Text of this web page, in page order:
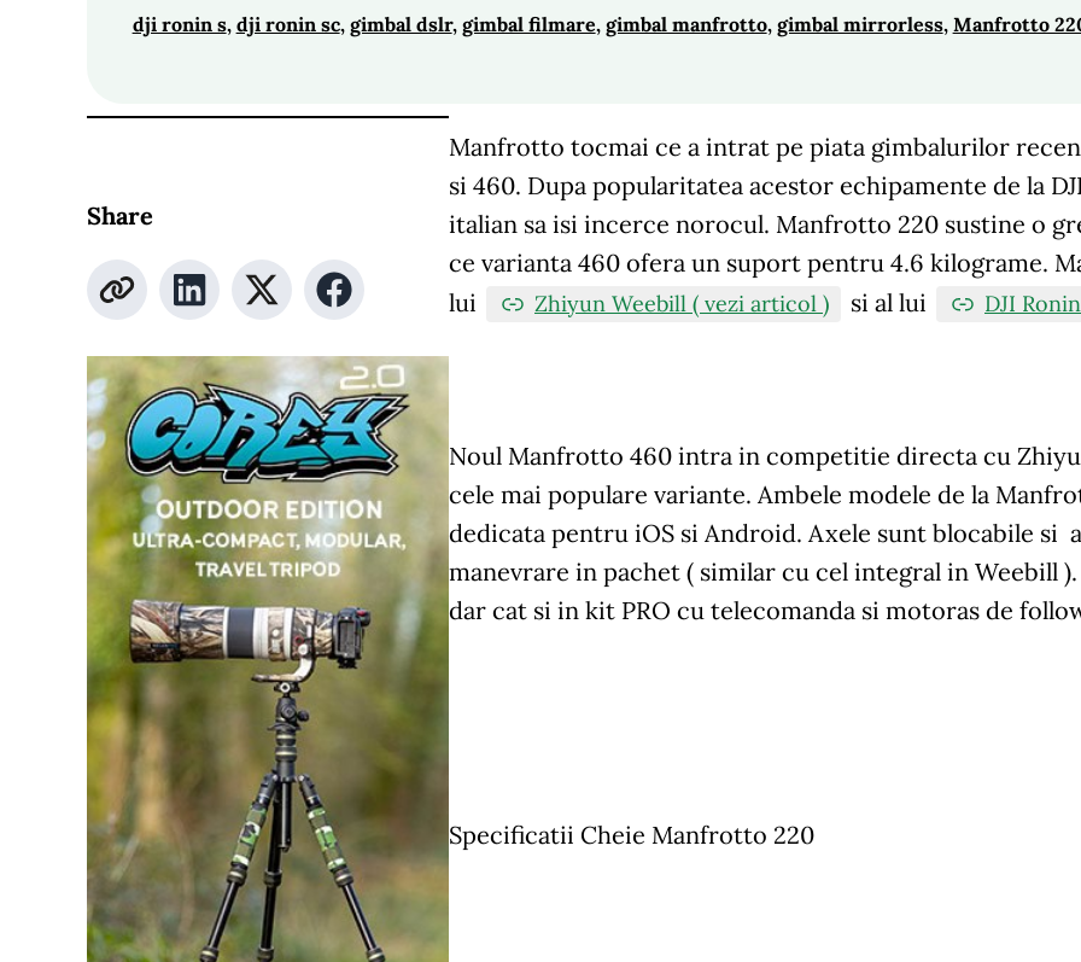
dji ronin s, dji ronin sc, gimbal dslr, gimbal filmare, gimbal manfrotto, gimbal mirrorless, Manfrotto
Share
Manfrotto tocmai ce a intrat pe piata gimbalurilor
si 460. Dupa popularitatea acestor echipamente de la
italian sa isi incerce norocul. Manfrotto 220 sustine o
ce varianta 460 ofera un suport pentru 4.6 kilograme.
lui
Zhiyun Weebill ( vezi articol ) si al lui DJI
Noul Manfrotto 460 intra in competitie directa cu
cele mai populare variante. Ambele modele de la
dedicata pentru iOS si Android. Axele sunt blocabile si
manevrare in pachet ( similar cu cel integral in Weebill
dar cat si in kit PRO cu telecomanda si motoras de
Specificatii Cheie Manfrotto 220